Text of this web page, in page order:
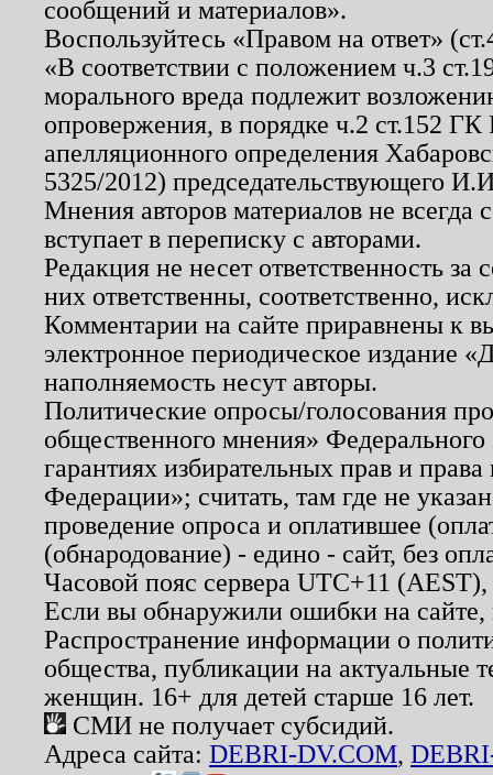
сообщений и материалов».
Воспользуйтесь «Правом на ответ»
«В соответствии с положением ч.3
морального вреда подлежит
опровержения, в порядке ч.2 ст.152
апелляционного определения
5325/2012) председательствующего
Мнения авторов материалов не
вступает в переписку с авторами.
Редакция не несет ответственность
них ответственны, соответственно,
Комментарии на сайте приравнены к
электронное периодическое издание
наполняемость несут авторы.
Политические опросы/голосования
общественного мнения»
гарантиях избирательных прав и
Федерации»; считать, там где не
проведение опроса и оплатившее
(обнародование) - едино - сайт, без
Часовой пояс сервера UTC+11
Если вы обнаружили ошибки на
Распространение информации о
общества, публикации на актуальные
женщин. 16+ для детей старше 16 лет.
СМИ не получает субсидий.
Адреса сайта: DEBRI-DV.COM,